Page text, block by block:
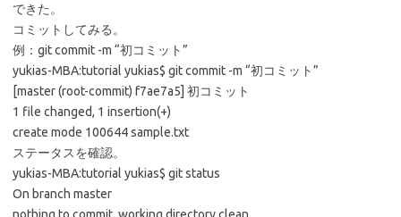
できた。
コミットしてみる。
例：git commit -m “初コミット”
yukias-MBA:tutorial yukias$ git commit -m “初コミット”
[master (root-commit) f7ae7a5] 初コミット
1 file changed, 1 insertion(+)
create mode 100644 sample.txt
ステータスを確認。
yukias-MBA:tutorial yukias$ git status
On branch master